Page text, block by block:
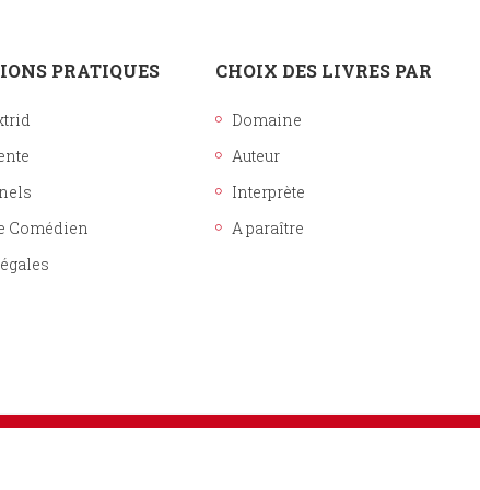
PRATIQUES
Comédien
CHOIX DES LIVRES PAR
Domaine
Auteur
Interprète
A paraître